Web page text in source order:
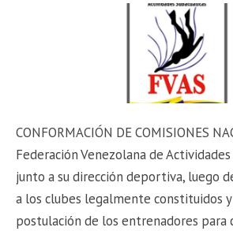
CONFORMACIÓN DE COMISIONES
Federación Venezolana de Actividades
junto a su dirección deportiva, luego
a los clubes legalmente constituidos y
postulación de los entrenadores para